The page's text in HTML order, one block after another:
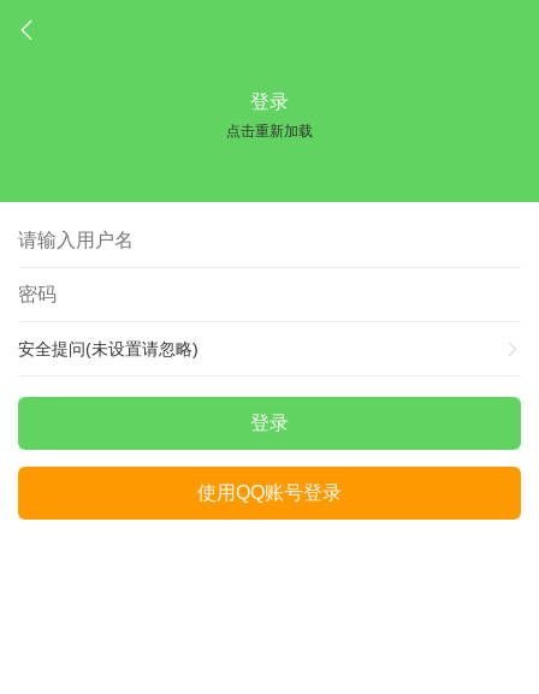
登录
点击重新加载
安全提问(未设置请忽略)
登录
使用QQ账号登录